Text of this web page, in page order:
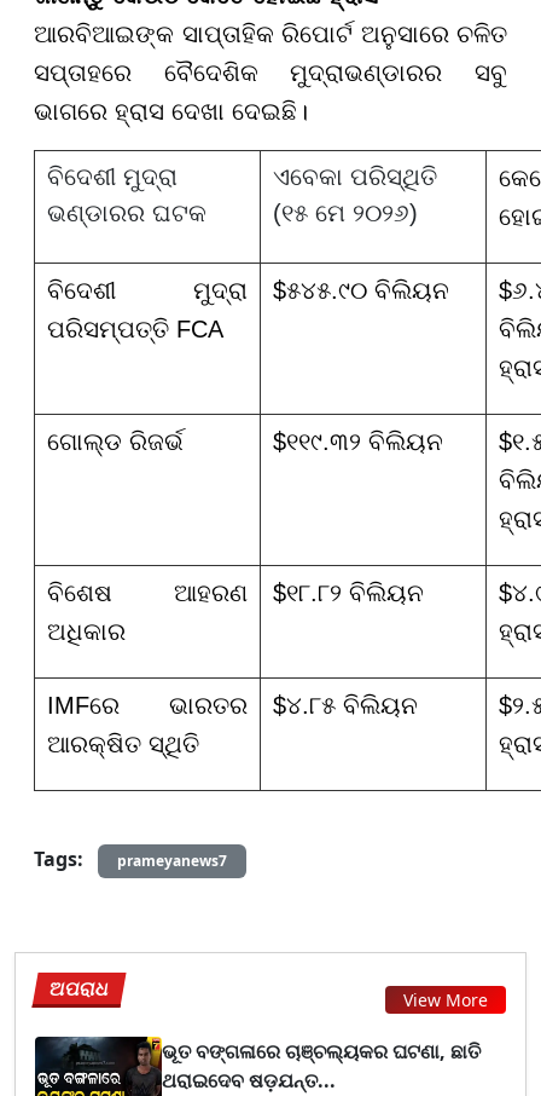
ଆରବିଆଇଙ୍କ ସାପ୍ତାହିକ ରିପୋର୍ଟ ଅନୁସାରେ ଚଳିତ
ସପ୍ତାହରେ ବୈଦେଶିକ ମୁଦ୍ରାଭଣ୍ଡାରର ସବୁ
ଭାଗରେ ହ୍ରାସ ଦେଖା ଦେଇଛି।
ବିଦେଶୀ ମୁଦ୍ରା
ଭଣ୍ଡାରର ଘଟକ
ଏବେକା ପରିସ୍ଥିତି
(୧୫ ମେ ୨୦୨୬)
ବିଦେଶୀ ମୁଦ୍ରା
ପରିସମ୍ପତ୍ତି FCA
$୫୪୫.୯୦ ବିଲିୟନ
ଗୋଲ୍ଡ ରିଜର୍ଭ $୧୧୯.୩୨ ବିଲିୟନ
ବିଶେଷ ଆହରଣ
ଅଧିକାର
$୧୮.୮୨ ବିଲିୟନ
IMFରେ ଭାରତର
ଆରକ୍ଷିତ ସ୍ଥିତି
$୪.୮୫ ବିଲିୟନ
Tags: prameyanews7
ଅପରାଧ View More
ଭୂତ ବଙ୍ଗଳାରେ ଚାଞ୍ଚଲ୍ୟକର ଘଟଣା, ଛାତି
ଥରାଇଦେବ ଷଡ଼ଯନ୍ତ...